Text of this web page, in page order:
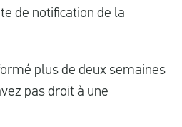
de notification de la
plus de deux semaines
pas droit à une